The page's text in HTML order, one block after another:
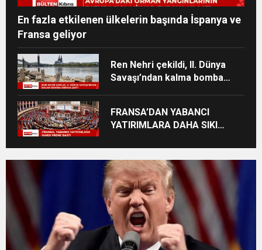
En fazla etkilenen ülkelerin başında İspanya ve
Fransa geliyor
Ren Nehri çekildi, II. Dünya
Savaşı’ndan kalma bomba
FRANSA’DAN YABANCI
YATIRIMLARA DAHA SIKI